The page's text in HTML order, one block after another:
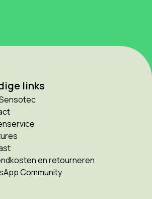
links
en retourneren
Community